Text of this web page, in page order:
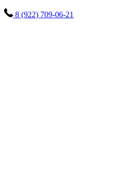
8 (922) 709-06-21